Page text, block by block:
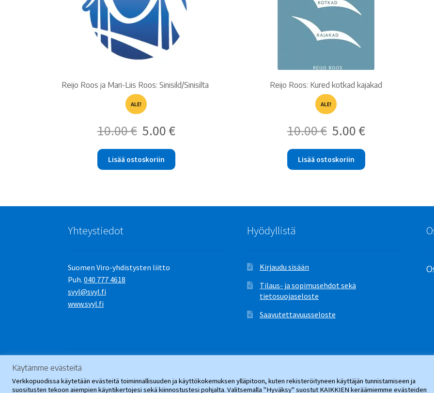
Reijo Roos ja Mari-Liis Roos: Sinisild/Sinisilta
ALE!
10.00€
Alkuperäinen
hinta
10.00 €.
5.00 €hinta
Lisää ostoskoriin
Reijo Roos: Kured kotkad kajakad
ALE!
10.00€
Alkuperäinen
hinta
10.00 €.
5.00 €hinta
Lisää ostoskoriin
Yhteystiedot
Suomen Viro-yhdistysten liitto
Puh.040 777 4618
svyl@svyl.fi
www.svyl.fi
Hyödyllistä
Kirjaudu sisään
Tilaus- ja sopimusehdot sekä
tietosuojaseloste
Saavutettavuusseloste
Käytämme evästeitä
Verkkopuodissa käytetään evästeitä toiminnallisuuden ja käyttökokemuksen ylläpitoon, kuten rekisteröityneen käyttäjän tunnistamiseen ja
suositusten tekoon aiempien käyntikertojesi sekä kiinnostustesi pohjalta. Valitsemalla "Hyväksy" suostut KAIKKIEN keräämiemme evästeiden